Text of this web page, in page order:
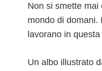
Non si smette
mondo di domani.
lavorano in
Un albo illustrato